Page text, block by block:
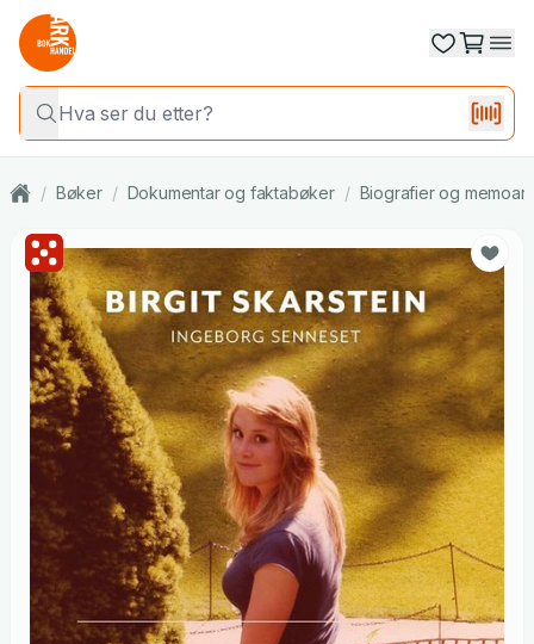
/ Bøker / Dokumentar og faktabøker / Biografier og